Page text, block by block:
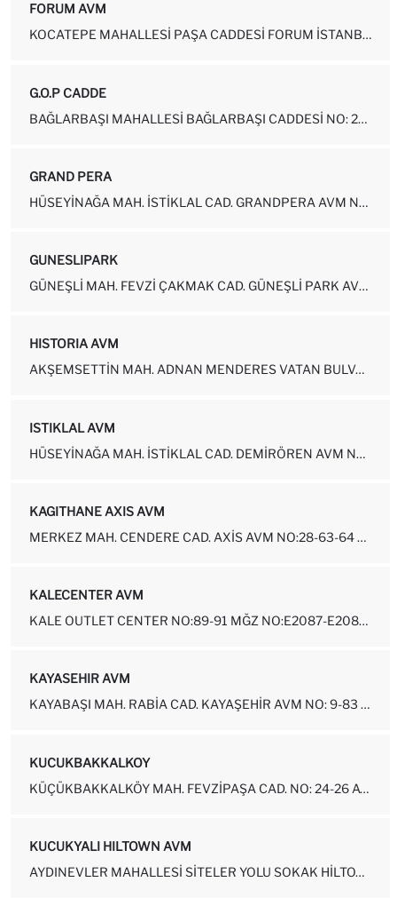
FORUM AVM
KOCATEPE MAHALLESI PAŞA CADDESI FORUM İSTANBUL AVM NUMARA: 3-5-1010...
G.O.P CADDE
BAĞLARBAŞI MAHALLESI BAĞLARBAŞI CADDESI NO: 22-24A GAZIOSMANPAŞA-İS...
GRAND PERA
HÜSEYINAĞA MAH. İSTIKLAL CAD. GRANDPERA AVM NO: 56-58-B1-27-31-38 ...
GUNESLIPARK
GÜNEŞLI MAH. FEVZI ÇAKMAK CAD. GÜNEŞLI PARK AVM NO: 2-2B33-36 BAĞCI...
HISTORIA AVM
AKŞEMSETTIN MAH. ADNAN MENDERES VATAN BULVARI HISTORIA AVM NO: 2-20...
ISTIKLAL AVM
HÜSEYINAĞA MAH. İSTIKLAL CAD. DEMIRÖREN AVM NO: 50-54 - 2-5 BEYOĞLU...
KAGITHANE AXIS AVM
MERKEZ MAH. CENDERE CAD. AXIS AVM NO:28-63-64 KAĞITHANE - İSTANBUL
KALECENTER AVM
KALE OUTLET CENTER NO:89-91 MĞZ NO:E2087-E2089 GÜNGÖREN - İSTANBUL
KAYASEHIR AVM
KAYABAŞI MAH. RABIA CAD. KAYAŞEHIR AVM NO: 9-83 BAŞAKŞEHIR - İSTANBUL
KUCUKBAKKALKOY
KÜÇÜKBAKKALKÖY MAH. FEVZIPAŞA CAD. NO: 24-26 ATAŞEHIR-İSTANBUL
KUCUKYALI HILTOWN AVM
AYDINEVLER MAHALLESI SITELER YOLU SOKAK HILTOWN ALIŞVERIŞ MERKEZI N...